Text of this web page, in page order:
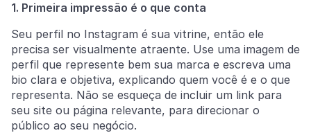
1. Primeira impressão é o que conta
Seu perfil no Instagram é sua vitrine, então ele
precisa ser visualmente atraente. Use uma imagem de
perfil que represente bem sua marca e escreva uma
bio clara e objetiva, explicando quem você é e o que
representa. Não se esqueça de incluir um link para
seu site ou página relevante, para direcionar o
público ao seu negócio.